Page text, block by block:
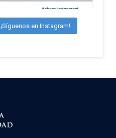
¡Síguenos en Instagram!